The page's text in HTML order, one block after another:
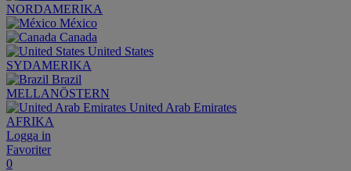
NORDAMERIKA
México
Canada
United States
SYDAMERIKA
Brazil
MELLANÖSTERN
United Arab Emirates
AFRIKA
Logga in
Favoriter
0